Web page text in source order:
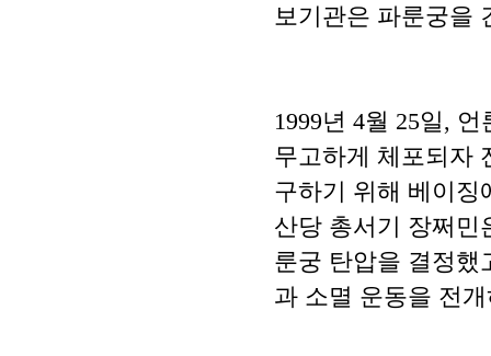
보기관은 파룬궁을
1999년 4월 25일,
무고하게 체포되자
구하기 위해 베이징
산당 총서기 장쩌민
룬궁 탄압을 결정했
과 소멸 운동을 전